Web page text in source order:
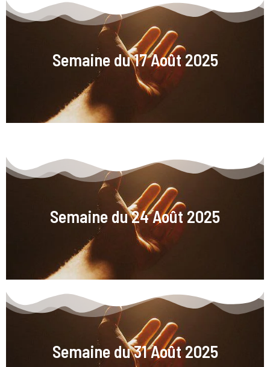
Semaine du 17 Août 2025
Semaine du 24 Août 2025
Semaine du 31 Août 2025